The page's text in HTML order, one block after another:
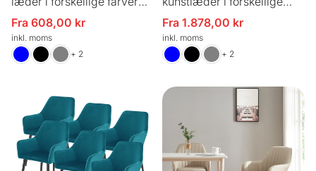
Udsalgspris
Fra 608,00 kr
inkl. moms
+ 2
Udsalgspris
Fra 1.878,00 kr
inkl. moms
+ 2